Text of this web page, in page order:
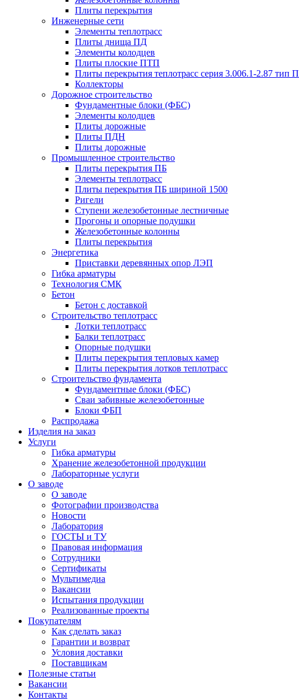
Плиты перекрытия
Инженерные сети
Элементы теплотрасс
Плиты днища ПД
Элементы колодцев
Плиты плоские ПТП
Плиты перекрытия теплотрасс серия 3.006.1-2.87 тип П
Коллекторы
Дорожное строительство
Фундаментные блоки (ФБС)
Элементы колодцев
Плиты дорожные
Плиты ПДН
Плиты дорожные
Промышленное строительство
Плиты перекрытия ПБ
Элементы теплотрасс
Плиты перекрытия ПБ шириной 1500
Ригели
Ступени железобетонные лестничные
Прогоны и опорные подушки
Железобетонные колонны
Плиты перекрытия
Энергетика
Приставки деревянных опор ЛЭП
Гибка арматуры
Технология СМК
Бетон
Бетон с доставкой
Строительство теплотрасс
Лотки теплотрасс
Балки теплотрасс
Опорные подушки
Плиты перекрытия тепловых камер
Плиты перекрытия лотков теплотрасс
Строительство фундамента
Фундаментные блоки (ФБС)
Сваи забивные железобетонные
Блоки ФБП
Распродажа
Изделия на заказ
Услуги
Гибка арматуры
Хранение железобетонной продукции
Лабораторные услуги
О заводе
О заводе
Фотографии производства
Новости
Лаборатория
ГОСТЫ и ТУ
Правовая информация
Сотрудники
Сертификаты
Мультимедиа
Вакансии
Испытания продукции
Реализованные проекты
Покупателям
Как сделать заказ
Гарантии и возврат
Условия доставки
Поставщикам
Полезные статьи
Вакансии
Контакты